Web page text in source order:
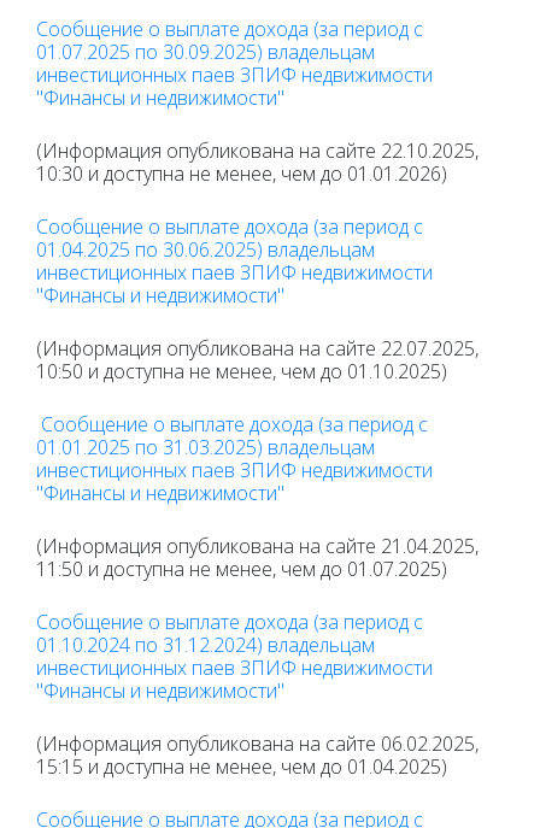
Сообщение о выплате дохода (за период с
01.07.2025 по 30.09.2025) владельцам
инвестиционных паев ЗПИФ недвижимости
"Финансы и недвижимости"
(Информация опубликована на сайте 22.10.2025,
10:30 и доступна не менее, чем до 01.01.2026)
Сообщение о выплате дохода (за период с
01.04.2025 по 30.06.2025) владельцам
инвестиционных паев ЗПИФ недвижимости
"Финансы и недвижимости"
(Информация опубликована на сайте 22.07.2025,
10:50 и доступна не менее, чем до 01.10.2025)
Сообщение о выплате дохода (за период с
01.01.2025 по 31.03.2025) владельцам
инвестиционных паев ЗПИФ недвижимости
"Финансы и недвижимости"
(Информация опубликована на сайте 21.04.2025,
11:50 и доступна не менее, чем до 01.07.2025)
Сообщение о выплате дохода (за период с
01.10.2024 по 31.12.2024) владельцам
инвестиционных паев ЗПИФ недвижимости
"Финансы и недвижимости"
(Информация опубликована на сайте 06.02.2025,
15:15 и доступна не менее, чем до 01.04.2025)
Сообщение о выплате дохода (за период с